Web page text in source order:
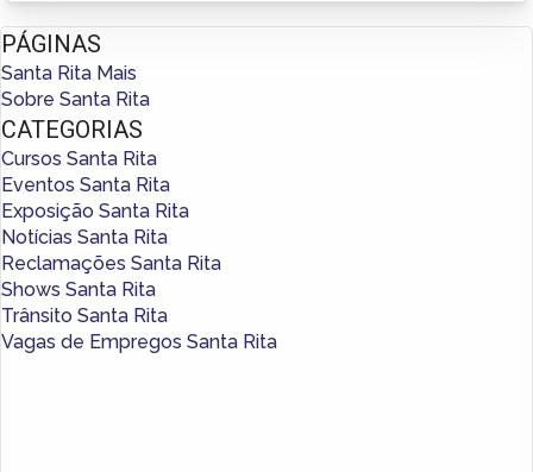
PÁGINAS
Santa Rita Mais
Sobre Santa Rita
CATEGORIAS
Cursos Santa Rita
Eventos Santa Rita
Exposição Santa Rita
Notícias Santa Rita
Reclamações Santa Rita
Shows Santa Rita
Trânsito Santa Rita
Vagas de Empregos Santa Rita